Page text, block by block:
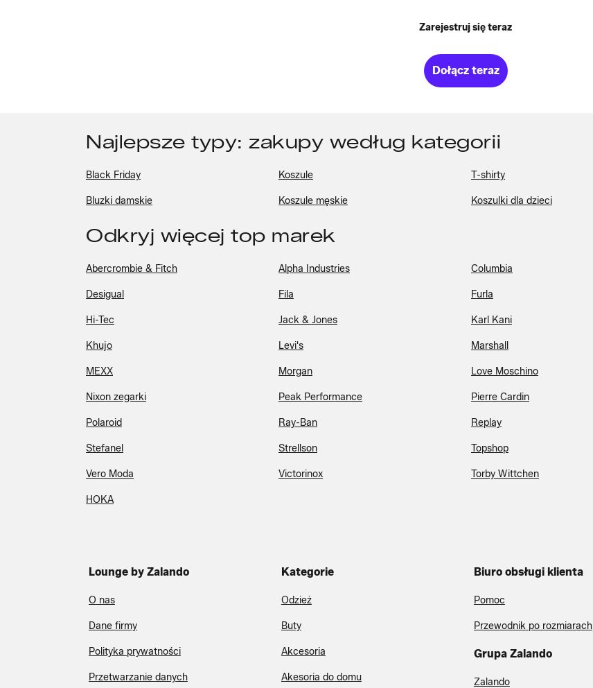
Zarejestruj się teraz
Dołącz teraz
Najlepsze typy: zakupy według kategorii
Black Friday Koszule T-shirty
Bluzki damskie Koszule męskie Koszulki dla dzieci
Odkryj więcej top marek
Abercrombie & Fitch Alpha Industries Columbia
Desigual Fila Furla
Hi-Tec Jack & Jones Karl Kani
Khujo Levi's Marshall
MEXX Morgan Love Moschino
Nixon zegarki Peak Performance Pierre Cardin
Polaroid Ray-Ban Replay
Stefanel Strellson Topshop
Vero Moda Victorinox Torby Wittchen
HOKA
Lounge by Zalando
O nas
Dane firmy
Polityka prywatności
Przetwarzanie danych
Kategorie
Odzież
Buty
Akcesoria
Akesoria do domu
Biuro obsługi klienta
Pomoc
Przewodnik po rozmiarach
Grupa Zalando
Zalando